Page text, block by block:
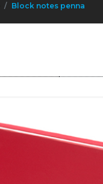
Block notes penna